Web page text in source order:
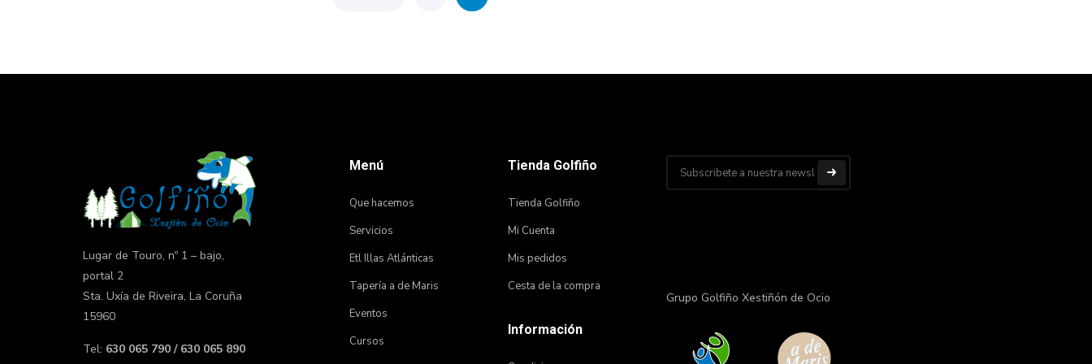
Lugar de Touro, nº 1 – bajo,
portal 2
Sta. Uxía de Riveira, La Coruña
15960
Tel: 630 065 790 / 630 065 890
Menú
Que hacemos
Servicios
Etl Illas Atlánticas
Tapería a de Maris
Eventos
Cursos
Tienda Golfiño
Tienda Golfiño
Mi Cuenta
Mis pedidos
Cesta de la compra
Información
Grupo Golfiño Xestiñón de Ocio